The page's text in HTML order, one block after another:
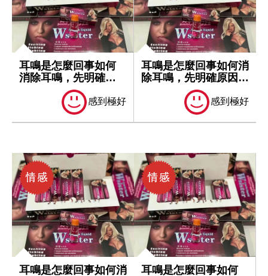
耳鳴是怎麼回事如何
消除耳鳴，先明確原
感到極好
耳鳴是怎麼回事如何消
除耳鳴，先明確原因再
感到極好
耳鳴是怎麼回事如何消
耳鳴是怎麼回事如何